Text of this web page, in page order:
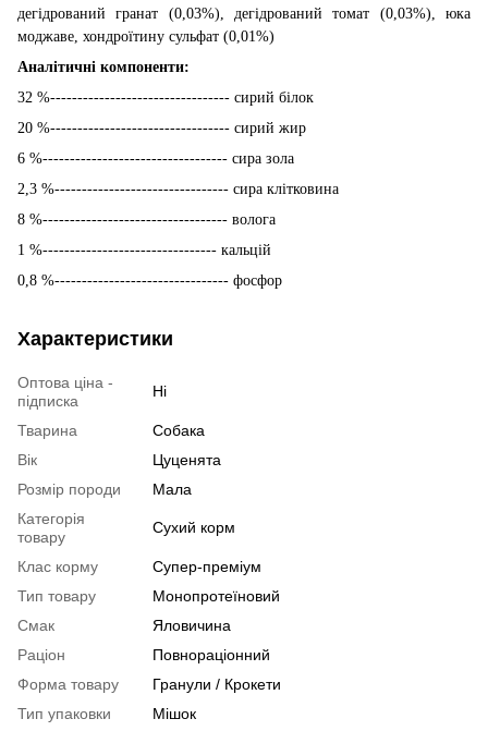
дегідрований
гранат (0,03%), дегідрований томат (0,03%),юка
моджаве хондроїтину сульфат (0,01%)
Аналітичні компоненти:
32 %--------------------------------- сирий білок
20 %--------------------------------- сирий жир
6 %---------------------------------- сира зола
2,3 %-------------------------------- сира клітковина
8 %---------------------------------- волога
1 %-------------------------------- кальцій
0,8 %-------------------------------- фоcфор
Характеристики
Оптова ціна -
підписка
Ні
Тварина
Собака
Вік
Цуценята
Розмір породи
Мала
Категорія
товару
Сухий корм
Клас корму
Супер-преміум
Тип товару
Монопротеїновий
Смак
Яловичина
Раціон
Повнораціонний
Форма товару
Гранули / Крокети
Тип упаковки
Мішок